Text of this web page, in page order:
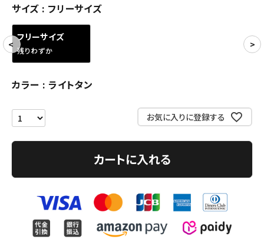
CONTENTS
ACCOUNT MENU
Follow us
サイズ フリーサイズ
フリーサイズ
残りわずか
カラー ライトタン
お気に入りに登録する
カートに入れる